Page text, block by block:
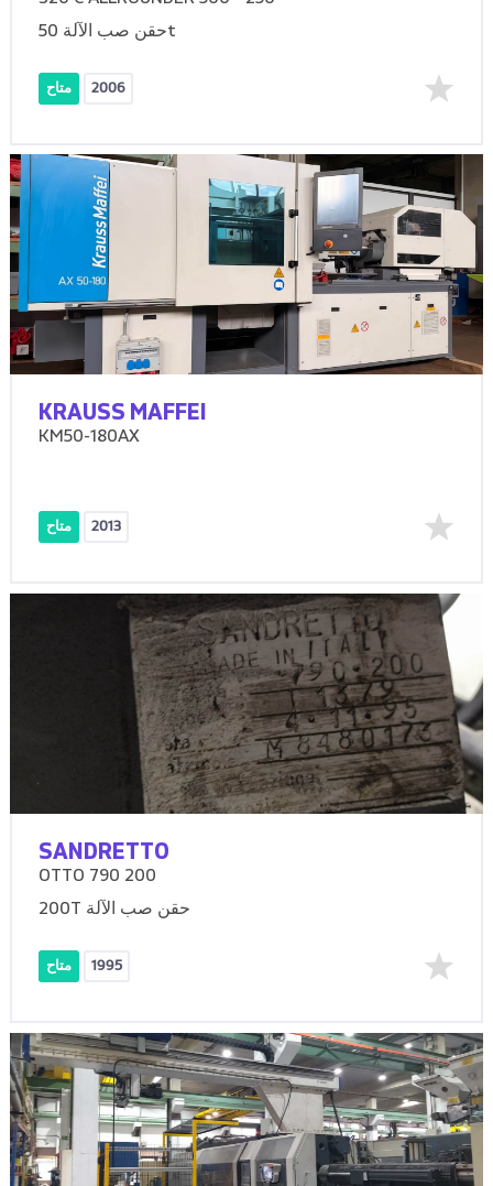
حقن صب الآلة 50t
متاح 2006
KRAUSS MAFFEI
KM50-180AX
متاح 2013
SANDRETTO
OTTO 790 200
200T حقن صب الآلة
متاح 1995